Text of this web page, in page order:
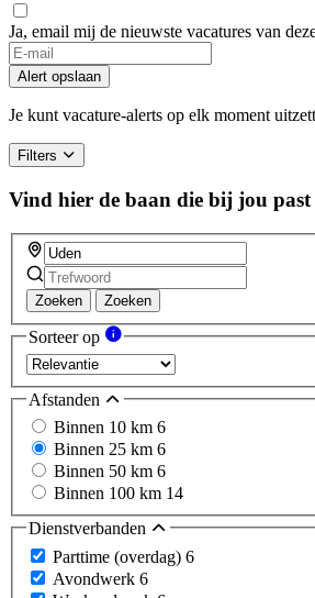
Ja, email mij de nieuwste vacatures van
Alert opslaan
Je kunt vacature-alerts op elk moment
Filters
Vind hier de baan die bij jou past
Zoeken Zoeken
Sorteer op
Afstanden
Binnen 10 km 6
Binnen 25 km 6
Binnen 50 km 6
Binnen 100 km 14
Dienstverbanden
Parttime (overdag) 6
Avondwerk 6